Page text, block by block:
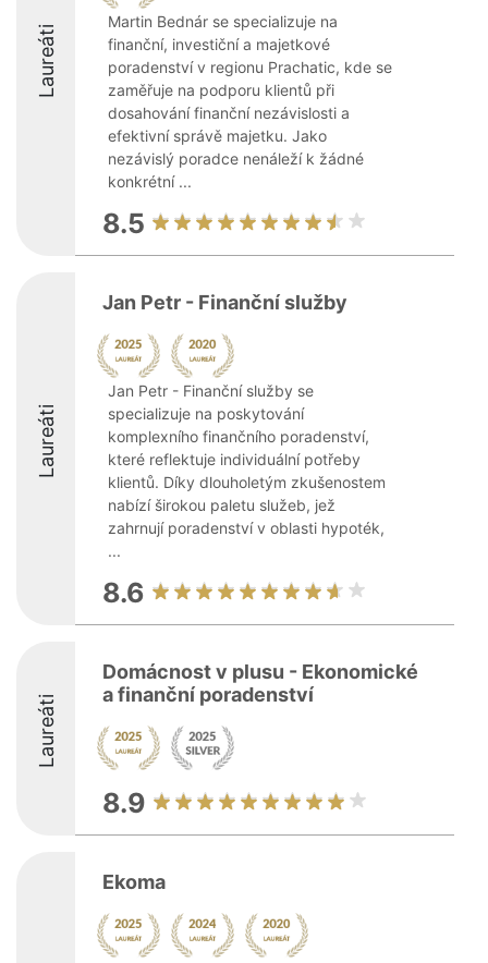
Laureáti
Martin Bednár se specializuje na
finanční, investiční a majetkové
poradenství v regionu Prachatic, kde se
zaměřuje na podporu klientů při
dosahování finanční nezávislosti a
efektivní správě majetku. Jako
nezávislý poradce nenáleží k žádné
konkrétní ...
8.5
Laureáti
Jan Petr - Finanční služby
Jan Petr - Finanční služby se
specializuje na poskytování
komplexního finančního poradenství,
které reflektuje individuální potřeby
klientů. Díky dlouholetým zkušenostem
nabízí širokou paletu služeb, jež
zahrnují poradenství v oblasti hypoték,
...
8.6
Laureáti
Domácnost v plusu - Ekonomické
a finanční poradenství
8.9
Ekoma